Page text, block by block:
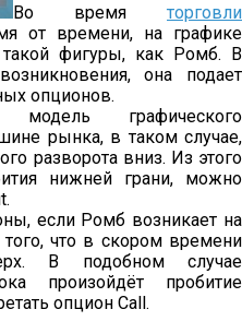
Во время торговли
от времени, на графике
фигуры, как Ромб. В
она подает
опционов.
графического
рынка, в таком случае,
разворота вниз. Из этого
нижней грани, можно
если Ромб возникает на
того, что в скором времени
В подобном случае
произойдёт пробитие
опцион Call.